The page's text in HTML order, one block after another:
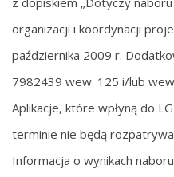
organizacji i koordynacji
października 2009 r.
7982439 wew. 125 i/lub
Aplikacje, które wpłyną do
terminie nie będą
Informacja o wynikach